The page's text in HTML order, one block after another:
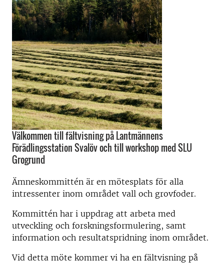
Välkommen till fältvisning på Lantmännens
Förädlingsstation Svalöv och till workshop med SLU
Grogrund
Ämneskommittén är en mötesplats för alla
intressenter inom området vall och grovfoder.
Kommittén har i uppdrag att arbeta med
utveckling och forskningsformulering, samt
information och resultatspridning inom området.
Vid detta möte kommer vi ha en fältvisning på